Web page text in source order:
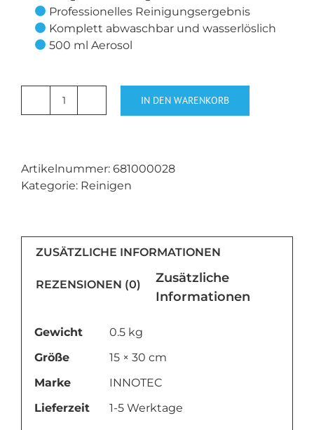
Professionelles Reinigungsergebnis
Komplett abwaschbar und wasserlöslich
500 ml Aerosol
Seal
Foam
Menge
IN DEN WARENKORB
Artikelnummer: 681000028
Kategorie: Reinigen
ZUSÄTZLICHE INFORMATIONEN
REZENSIONEN (0)
Zusätzliche
Informationen
Gewicht
0.5 kg
Größe
15 × 30 cm
Marke
INNOTEC
Lieferzeit
1-5 Werktage